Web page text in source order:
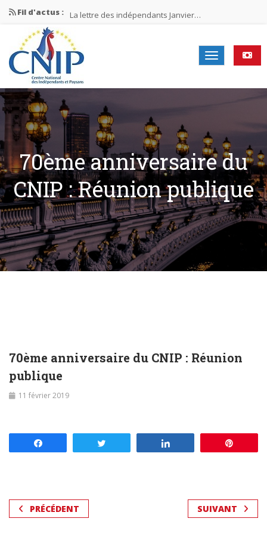
Fil d'actus : La lettre des indépendants Janvier…
La lettre des indépendants Novembre…
La lettre des indépendants Juin…
Mission nationale ÉLECTIONS MUNICIPALES 2026
La lettre des indépendants N°2-2026
70ème anniversaire du
CNIP : Réunion publique
70ème anniversaire du CNIP : Réunion
publique
11 février 2019
PRÉCÉDENT SUIVANT